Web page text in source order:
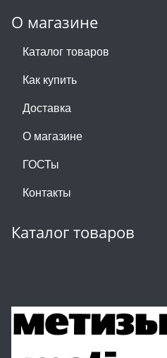
О магазине
Каталог товаров
Как купить
Доставка
О магазине
ГОСТы
Контакты
Каталог товаров